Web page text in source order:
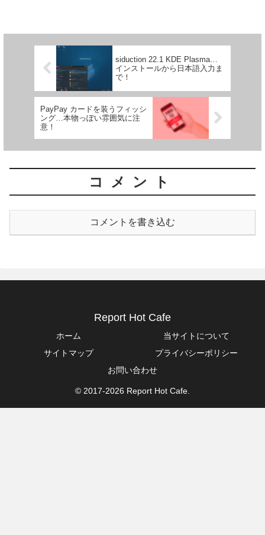
siduction 22.1 KDE ​​Plasma…
インストールから日本語入力ま
で！
PayPay カードを装うフィッシ
ング…本物っぽい雰囲気に注
意！
コメント
コメントを書き込む
Report Hot Cafe
ホーム
当サイトについて
サイトマップ
プライバシーポリシー
お問い合わせ
© 2017-2026 Report Hot Cafe.